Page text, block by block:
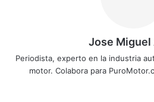
Jose Miguel
Periodista, experto en la industria
motor. Colabora para